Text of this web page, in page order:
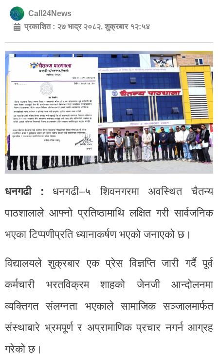
Call24News
प्रकाशित : २७ भाद्र २०८२, शुक्रबार १२:५४
धनगढी : धनगढी–५ शिवनगरमा अवस्थित चैतन्य
पाठशालाले आफ्नो प्रतिष्ठामाथि लक्षित गरी सार्वजनिक
भएका टिप्पणीप्रति ध्यानाकर्षण भएको जनाएको छ।
विद्यालयले शुक्रबार एक प्रेस विज्ञप्ति जारी गर्दै पूर्व
कर्मचारी भरतविक्रम शाहको जेनजी आन्दोलनमा
व्यक्तिगत संलग्नता भएकाले सामाजिक सञ्जालमार्फत
संस्थाबारे भ्रमपूर्ण र अप्रामाणिक प्रचार नगर्न आग्रह
गरेको छ।